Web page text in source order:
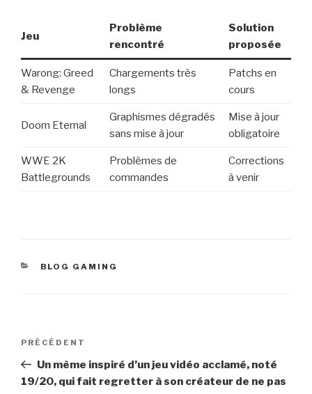
Jeu
Problème
rencontré
Solution
proposée
Warong: Greed
& Revenge
Chargements très
longs
Patchs en
cours
Doom Eternal
Graphismes dégradés
sans mise à jour
Mise à jour
obligatoire
WWE 2K
Battlegrounds
Problèmes de
commandes
Corrections
à venir
CATÉGORIES
BLOG GAMING
Navigation
l’article
Article
précédent
PRÉCÉDENT
Un mème inspiré d’un jeu vidéo acclamé, noté
19/20, qui fait regretter à son créateur de ne pas